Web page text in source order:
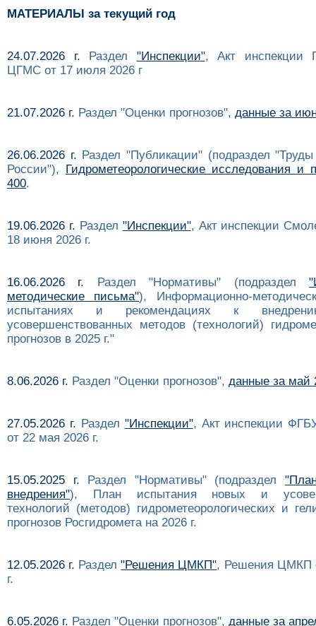
МАТЕРИАЛЫ за текущий год
24.07.2026 г. Раздел "Инспекции", Акт инспекции
ЦГМС от 17 июля 2026 г
21.07.2026 г. Раздел "Оценки прогнозов", данные за
26.06.2026 г. Раздел "Публикации" (подраздел "Труды
России"), Гидрометеорологические исследования и
400.
19.06.2026 г. Раздел "Инспекции", Акт инспекции
18 июня 2026 г.
16.06.2026 г. Раздел "Нормативы" (подраздел
методические письма"), Информационно-
испытаниях и рекомендациях к
усовершенствованных методов (технологий)
прогнозов в 2025 г."
8.06.2026 г. Раздел "Оценки прогнозов", данные за май
27.05.2026 г. Раздел "Инспекции", Акт инспекции
от 22 мая 2026 г.
15.05.2025 г. Раздел "Нормативы" (подраздел
внедрения"), План испытания новых и
технологий (методов) гидрометеорологических и
прогнозов Росгидромета на 2026 г.
12.05.2026 г. Раздел"Решения ЦМКП", Решения ЦМКП
г.
6.05.2026 г. Раздел "Оценки прогнозов", данные за